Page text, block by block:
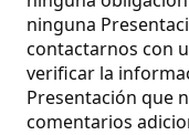
ninguna
contactarnos con
verificar la
Presentación que
comentarios